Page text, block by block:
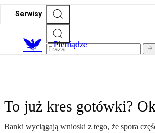
Serwisy
Pieniądze
To już kres gotówki?
Banki wyciągają wnioski z tego, że spora